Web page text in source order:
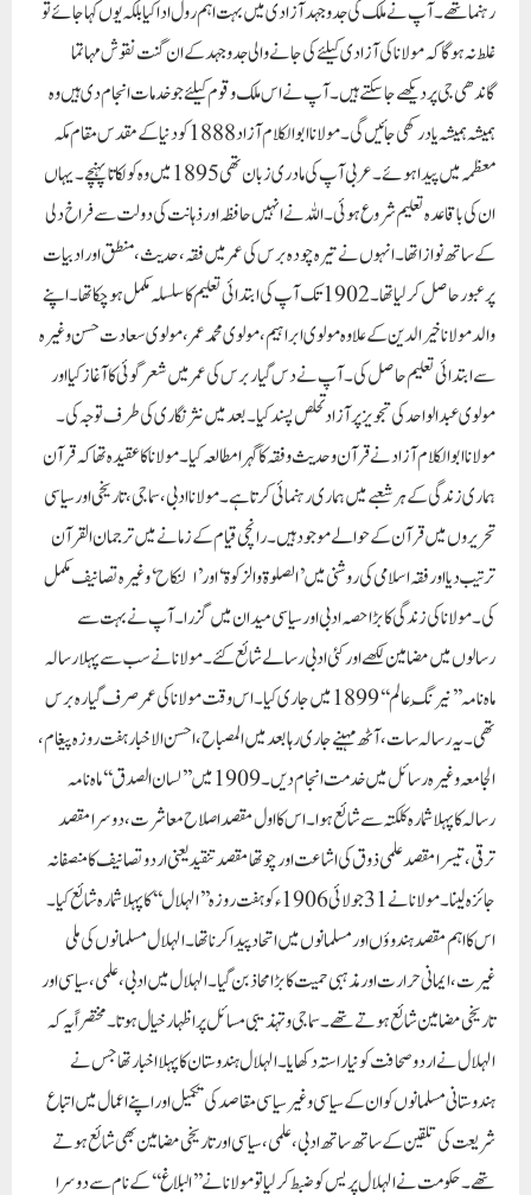
پر عبور حاصل کرلیا تھا۔ 1902 تک آپ کی ابتدائی تعلیم کا سلسلہ مکمل ہوچکا تھا۔ اپنے
والد مولانا خیر الدین کے علاوہ مولوی ابراہیم ، مولوی محمد عمر ، مولوی سعادت حسن وغیرہ
سے ابتدائی تعلیم حاصل کی۔ آپ نے دس گیار برس کی عمر میں شعر گوئی کا آغاز کیا اور
مولوی عبدالواحد کی تجویز پر آزاد تحلص پسند کیا۔ بعد میں نثر نگاری کی طرف توجہ کی۔
مولانا ابوالکلام آزاد نے قرآن و حدیث و فقہ کا گہرا مطالعہ کیا۔ مولانا کا عقیدہ تھا کہ قرآن
ہماری زندگی کے ہر شعبے میں ہماری رہنمائی کرتا ہے۔ مولانا ادبی ، سماجی ، تاریخی اور سیاسی
تحریروں میں قرآن کے حوالے موجود ہیں۔ رانچی قیام کے زمانے میں ترجمان القرآن
ترتیب دیا اور فقہ اسلامی کی روشنی میں ’الصلوۃ و الزکوۃ‘ اور ’النکاح‘ وغیرہ تصانیف مکمل
کی۔ مولانا کی زندگی کا بڑاحصہ ادبی اور سیاسی میدان میں گزرا۔ آپ نے بہت سے
رسالوں میں مضامین لکھے اور کئی ادبی رسالے شائع کئے۔ مولانا نے سب سے پہلا رسالہ
ماہ نامہ ’’نیرنگِ عالم‘‘ 1899 میں جاری کیا۔ اس وقت مولانا کی عمر صرف گیارہ برس
تھی ۔یہ رسالہ سات ، آٹھ مہینے جاری رہا بعد میں المصباح ، احسن الاخبار ہفت روزہ پیغام ،
الجامعہ وغیرہ رسائل میں خدمت انجام دیں۔ 1909 میں ’’لسان الصدق‘‘ ماہ نامہ
رسالہ کا پہلا شمارہ کلکتہ سے شائع ہوا۔ اس کا اول مقصد اصلاح معاشرت ، دوسرا مقصد
ترقی ، تیسرا مقصد علمی ذوق کی اشاعت اور چوتھا مقصد تنقید یعنی اردو تصانیف کا منصفانہ
جائزہ لینا۔ مولانا نے 31 جولائی 1906 ء کو ہفت روزہ ’’الہلال‘‘ کا پہلا شمارہ شائع کیا۔
اس کا اہم مقصد ہندوؤں اور مسلمانوں میں اتحاد پیدا کرنا تھا ۔ الہلال مسلمانوں کی ملی
غیرت ، ایمانی حرارت اورمذہبی حمیت کا بڑا محاذ بن گیا۔ الہلال میں ادبی ، علمی ، سیاسی اور
تاریخی مضامین شائع ہوتے تھے۔ سماجی و تہذیبی مسائل پر اظہار خیال ہوتا۔ مختصراً یہ کہ
الہلال نے اردو صحافت کو نیا راستہ دکھایا۔ الہلال ہندوستان کا پہلا اخبار تھا جس نے
ہندوستانی مسلمانوں کو ان کے سیاسی و غیر سیاسی مقاصد کی تکمیل اور اپنے اعمال میں اتباع
شریعت کی تلقین کے ساتھ ساتھ ادبی ، علمی ، سیاسی اور تاریخی مضامین بھی شائع ہوتے
تھے۔حکومت نے الہلال پریس کو ضبط کرلیا تو مولانا نے ’’البلاغ‘‘ کے نام سے دوسرا
اخبار جاری کیا۔ جس میں ادب ، تاریخ، مذہب اور معاشرت کے مسائل بیان کئے جاتے
تھے۔ البلاغ کو مذہبی تبلیغ کا ذریعہ بنایا گیا۔ جنگ آزادی کی طویل جد وجہد میں جو شعلہ
بیان مقرر پیدا ہوئے ان میں مولانا کا نام سرفہرست ہے۔ مولانا ایک بے باک مقرر
تھے۔ جب وہ کسی موضوع پر بات کرتے تھے تو ان کا ایک خاص پروقار اور پرجلال انداز
ظاہر ہوتا تھا۔ قارئین کی خدمت میں مولانا کی تقریر کا ایک حصہ پیش کیا جاتا ہے۔
مولانا آزاد جنگ آزادی کے ایک ہیرو ہی نہ تھے بلکہ ان کی شخصیت متنوع تھی۔ آپ نہ
صرف مسلمانوں کے لئے تعمیری سوچ و فکر رکھنے والے شعلہ بیان مقرر اور بیدار جید عالم